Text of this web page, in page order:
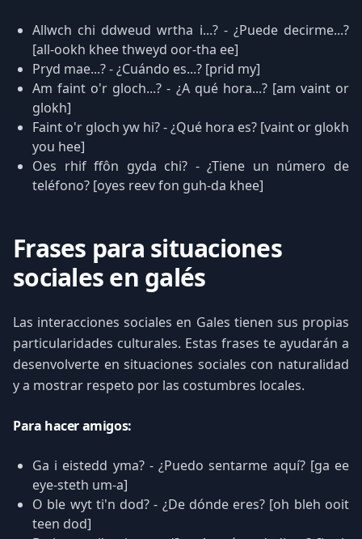
Allwch chi ddweud wrtha i...? - ¿Puede decirme...?
[all-ookh khee thweyd oor-tha ee]
Pryd mae...? - ¿Cuándo es...? [prid my]
Am faint o'r gloch...? - ¿A qué hora...? [am vaint or
glokh]
Faint o'r gloch yw hi? - ¿Qué hora es? [vaint or glokh
you hee]
Oes rhif ffôn gyda chi? - ¿Tiene un número de
teléfono? [oyes reev fon guh-da khee]
Frases para situaciones
sociales en galés
Las interacciones sociales en Gales tienen sus propias
particularidades culturales. Estas frases te ayudarán a
desenvolverte en situaciones sociales con naturalidad
y a mostrar respeto por las costumbres locales.
Para hacer amigos:
Ga i eistedd yma? - ¿Puedo sentarme aquí? [ga ee
eye-steth um-a]
O ble wyt ti'n dod? - ¿De dónde eres? [oh bleh ooit
teen dod]